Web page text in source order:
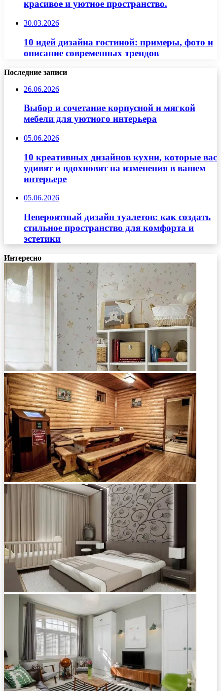
красивое и уютное пространство.
30.03.2026
10 идей дизайна гостиной: примеры, фото и
описание современных трендов
Последние записи
26.06.2026
Выбор и сочетание корпусной и мягкой
мебели для уютного интерьера
05.06.2026
10 креативных дизайнов кухни, которые вас
удивят и вдохновят на изменения в вашем
интерьере
05.06.2026
Невероятный дизайн туалетов: как создать
стильное пространство для комфорта и
эстетики
Интересно